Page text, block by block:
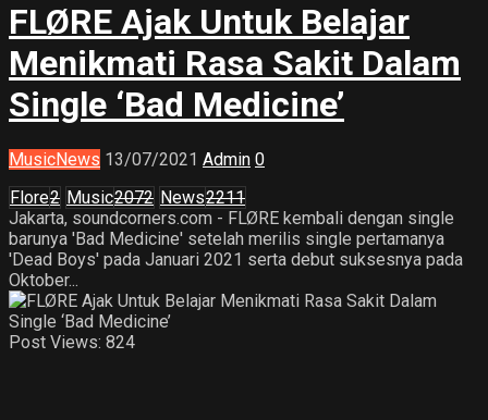
FLØRE Ajak Untuk Belajar
Menikmati Rasa Sakit Dalam
Single ‘Bad Medicine’
MusicNews 13/07/2021 Admin 0
Flore2 Music2072 News2211
Jakarta, soundcorners.com - FLØRE kembali dengan single
barunya 'Bad Medicine' setelah merilis single pertamanya
'Dead Boys' pada Januari 2021 serta debut suksesnya pada
Oktober...
Post Views: 824